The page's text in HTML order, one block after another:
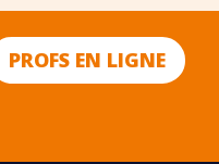
PROFS EN LIGNE